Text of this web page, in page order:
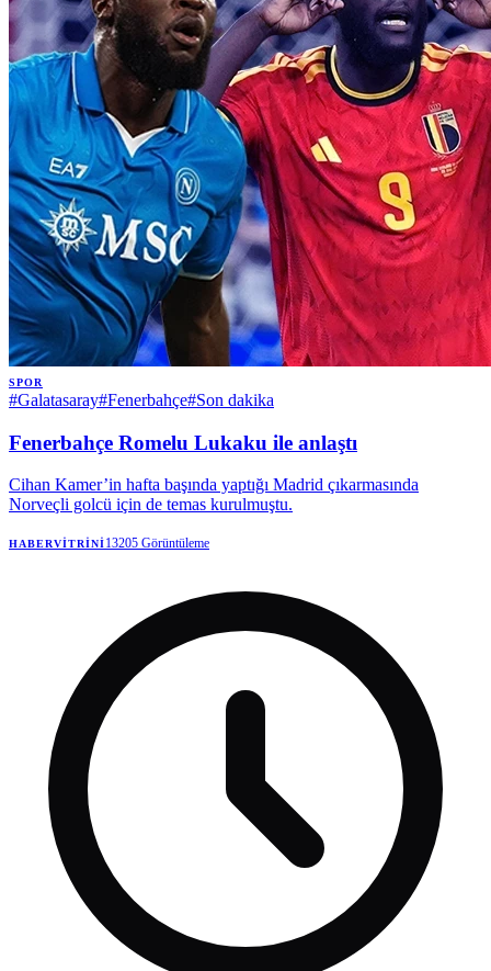
SPOR
#Galatasaray#Fenerbahçe#Son dakika
Fenerbahçe Romelu Lukaku ile anlaştı
Cihan Kamer’in hafta başında yaptığı Madrid çıkarmasında
Norveçli golcü için de temas kurulmuştu.
HABERVITRINI13205 Görüntüleme